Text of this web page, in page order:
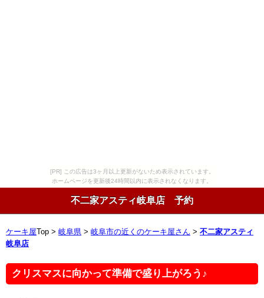
[PR] この広告は3ヶ月以上更新がないため表示されています。
ホームページを更新後24時間以内に表示されなくなります。
不二家アスティ岐阜店 予約
ケーキ屋 Top > 岐阜県 > 岐阜市の近くのケーキ屋さん > 不二家アスティ
岐阜店
クリスマスに向かって準備で盛り上がろう♪